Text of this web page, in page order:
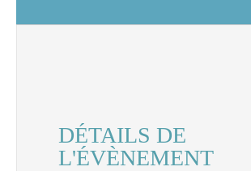
DÉTAILS DE
L'ÉVÈNEMENT